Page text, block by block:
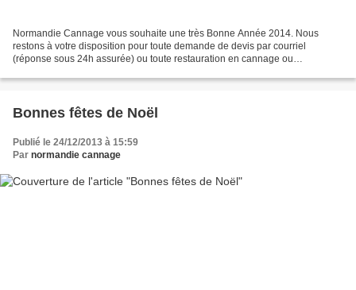
Normandie Cannage vous souhaite une très Bonne Année 2014. Nous
restons à votre disposition pour toute demande de devis par courriel
(réponse sous 24h assurée) ou toute restauration en cannage ou
Bonnes fêtes de Noël
Publié le 24/12/2013 à 15:59
Par normandie cannage